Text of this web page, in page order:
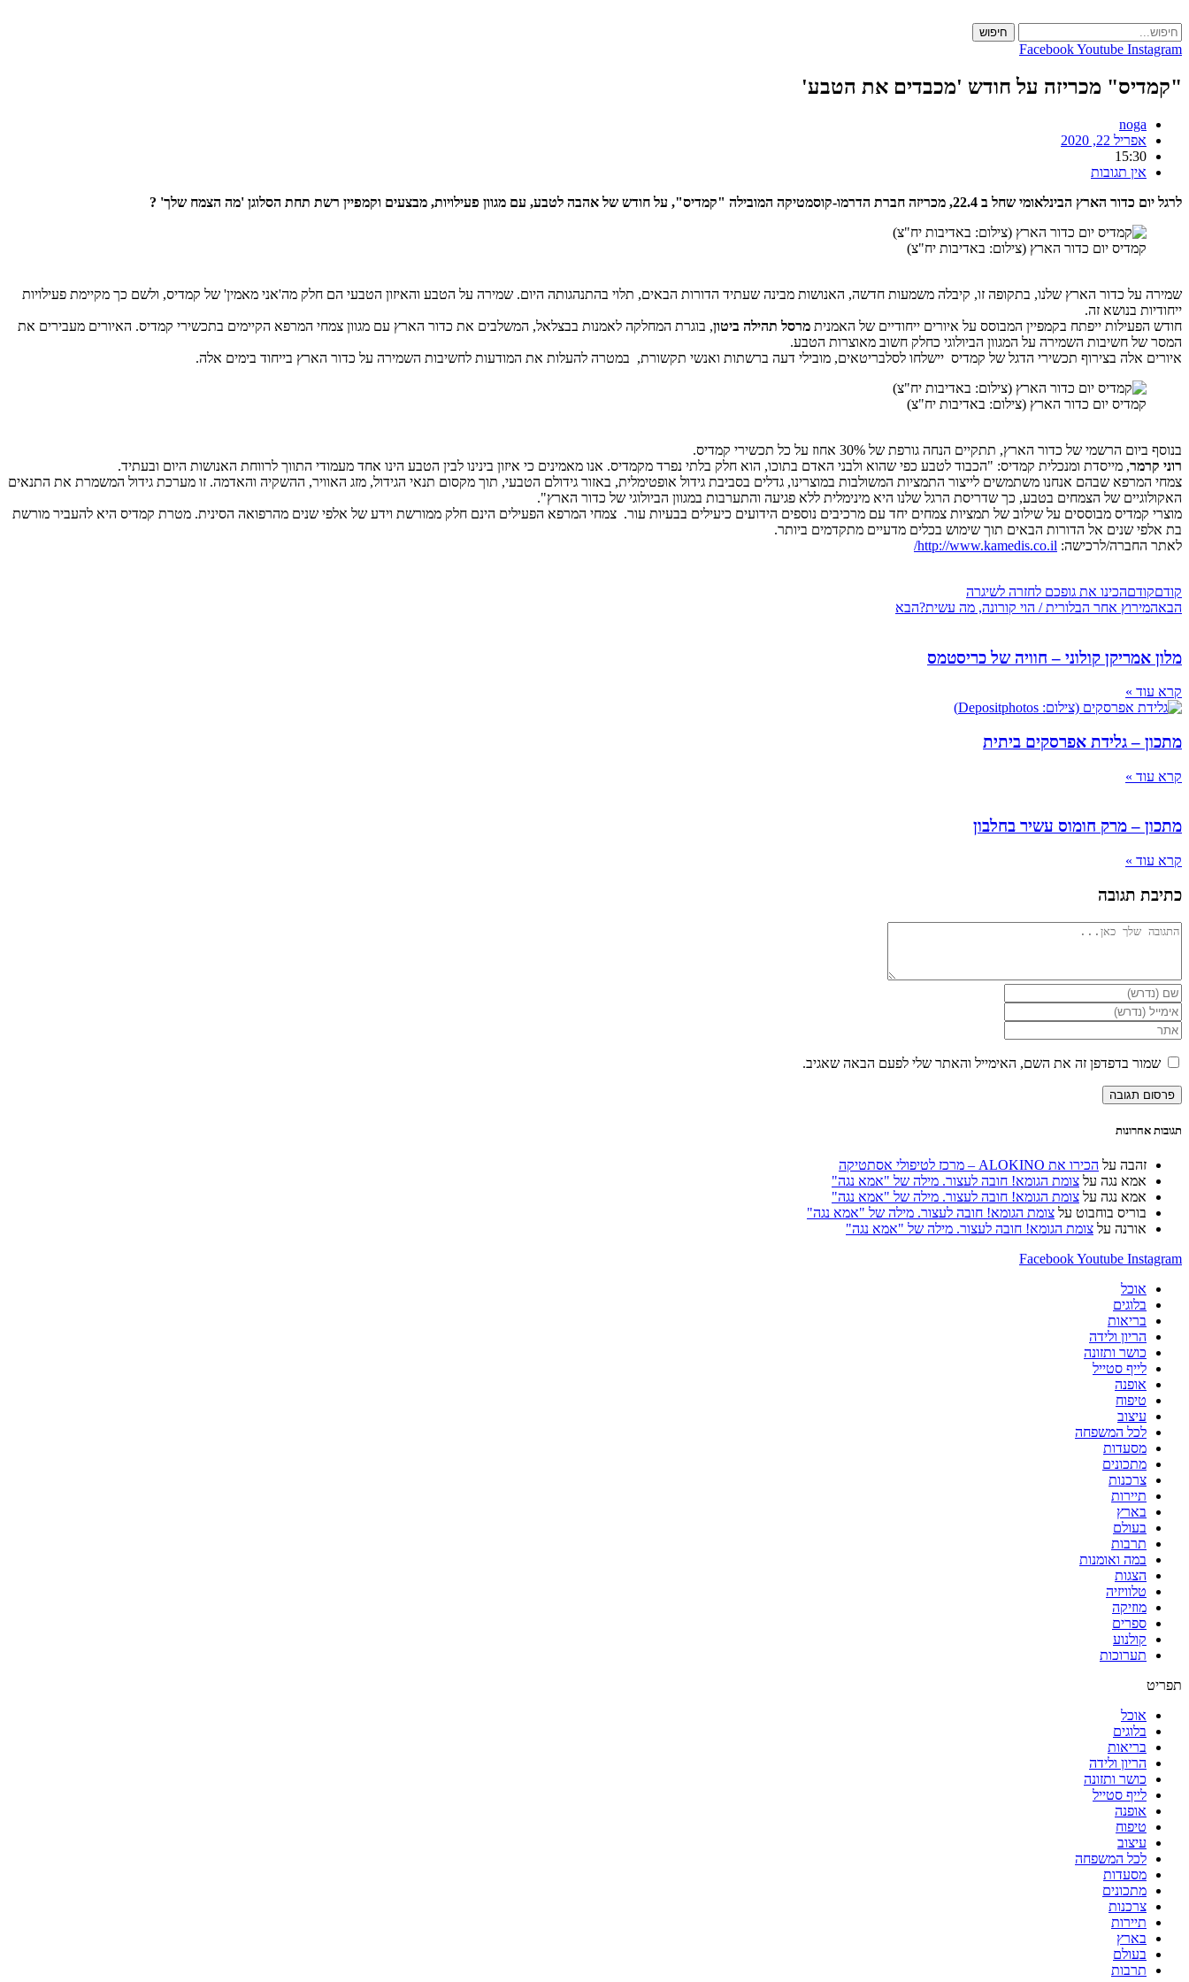
to
content
חיפוש
FacebookYoutube Instagram
"קמדיס" מכריזה על חודש 'מכבדים את הטבע'
noga
אפריל 22, 2020
15:30
אין תגובות
לרגל יום כדור הארץ הבינלאומי שחל ב 22.4, מכריזה חברת הדרמו-קוסמטיקה המובילה "קמדיס", על חודש של אהבה לטבע, עם מגוון פעילויות, מבצעים וקמפיין רשת תחת הסלוגן 'מה הצמח שלך' ?
קמדיס יום כדור הארץ (צילום: באדיבות יח"צ)
שמירה על כדור הארץ שלנו, בתקופה זו, קיבלה משמעות חדשה, האנושות מבינה שעתיד הדורות הבאים, תלוי בהתנהגותה היום. שמירה על הטבע והאיזון הטבעי הם חלק מה'אני מאמין' של קמדיס, ולשם כך מקיימת פעילויות
ייחודיות בנושא זה.
חודש הפעילות ייפתח בקמפיין המבוסס על איורים ייחודיים של האמנית מרסל תהילה ביטון, בוגרת המחלקה לאמנות בבצלאל, המשלבים את כדור הארץ עם מגוון צמחי המרפא הקיימים בתכשירי קמדיס. האיורים מעבירים את
המסר של חשיבות השמירה על המגוון הביולוגי כחלק חשוב מאוצרות הטבע.
איורים אלה בצירוף תכשירי הדגל של קמדיס יישלחו לסלבריטאים, מובילי דעה ברשתות ואנשי תקשורת, במטרה להעלות את המודעות לחשיבות השמירה על כדור הארץ בייחוד בימים אלה.
קמדיס יום כדור הארץ (צילום: באדיבות יח"צ)
בנוסף ביום הרשמי של כדור הארץ, תתקיים הנחה גורפת של 30% אחוז על כל תכשירי קמדיס.
רוני קרמר, מייסדת ומנכלית קמדיס: "הכבוד לטבע כפי שהוא ולבני האדם בתוכו, הוא חלק בלתי נפרד מקמדיס. אנו מאמינים כי איזון בינינו לבין הטבע הינו אחד מעמודי התווך לרווחת האנושות היום ובעתיד.
צמחי המרפא שבהם אנחנו משתמשים לייצור התמציות המשולבות במוצרינו, גדלים בסביבת גידול אופטימלית, באזור גידולם הטבעי, תוך מקסום תנאי הגידול, מזג האוויר, ההשקיה והאדמה. זו מערכת גידול המשמרת את התנאים
האקולוגיים של הצמחים בטבע, כך שדריסת הרגל שלנו היא מינימלית ללא פגיעה והתערבות במגוון הביולוגי של כדור הארץ".
מוצרי קמדיס מבוססים על שילוב של תמציות צמחים יחד עם מרכיבים נוספים הידועים כיעילים בבעיות עור. צמחי המרפא הפעילים הינם חלק ממורשת וידע של אלפי שנים מהרפואה הסינית. מטרת קמדיס היא להעביר מורשת
בת אלפי שנים אל הדורות הבאים תוך שימוש בכלים מדעיים מתקדמים ביותר.
לאתר החברה/לרכישה: http://www.kamedis.co.il/
קודםקודםהכינו את גופכם לחזרה לשיגרה
הבאהמירוץ אחר הבלורית / הוי קורונה, מה עשית?הבא
מלון אמריקן קולוני – חוויה של כריסטמס
קרא עוד »
מתכון – גלידת אפרסקים ביתית
קרא עוד »
מתכון – מרק חומוס עשיר בחלבון
קרא עוד »
כתיבת תגובה
להגיב
הזן
את
השם
שלך
או
שם
משתמש
כדי
הזן
את
כתובת
דואר
האלקטרוני
שלך
כדי
הזן
את
כתובת
האינטרנט
שלך
שמור בדפדפן זה את השם, האימייל והאתר שלי לפעם הבאה שאגיב.
תגובות אחרונות
זהבה על הכירו את ALOKINO – מרכז לטיפולי אסתטיקה
אמא נגה על צומת הגומא! חובה לעצור. מילה של "אמא נגה"
אמא נגה על צומת הגומא! חובה לעצור. מילה של "אמא נגה"
בוריס בוחבוט על צומת הגומא! חובה לעצור. מילה של "אמא נגה"
אורנה על צומת הגומא! חובה לעצור. מילה של "אמא נגה"
FacebookYoutube Instagram
אוכל
בלוגים
בריאות
הריון ולידה
כושר ותזונה
לייף סטייל
אופנה
טיפוח
עיצוב
לכל המשפחה
מסעדות
מתכונים
צרכנות
תיירות
בארץ
בעולם
תרבות
במה ואומנות
הצגות
טלוויזיה
מוזיקה
ספרים
קולנוע
תערוכות
תפריט
אוכל
בלוגים
בריאות
הריון ולידה
כושר ותזונה
לייף סטייל
אופנה
טיפוח
עיצוב
לכל המשפחה
מסעדות
מתכונים
צרכנות
תיירות
בארץ
בעולם
תרבות